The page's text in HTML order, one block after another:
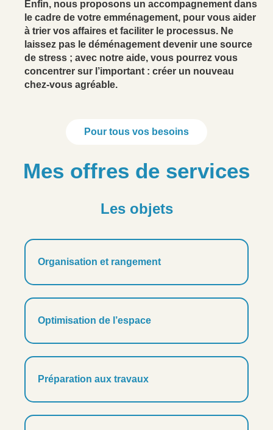
Enfin, nous proposons un accompagnement dans
le cadre de votre emménagement, pour vous aider
à trier vos affaires et faciliter le processus. Ne
laissez pas le déménagement devenir une source
de stress ; avec notre aide, vous pourrez vous
concentrer sur l’important : créer un nouveau
chez-vous agréable.
Pour tous vos besoins
Mes offres de services
Les objets
Organisation et rangement
Optimisation de l’espace
Préparation aux travaux